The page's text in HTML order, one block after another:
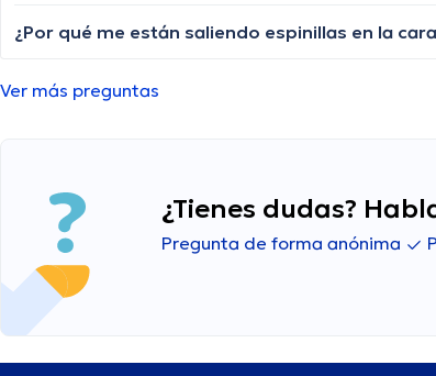
¿Por qué me están saliendo espinillas en la
Ver más preguntas
¿Tienes dudas?
Pregunta de forma anónima